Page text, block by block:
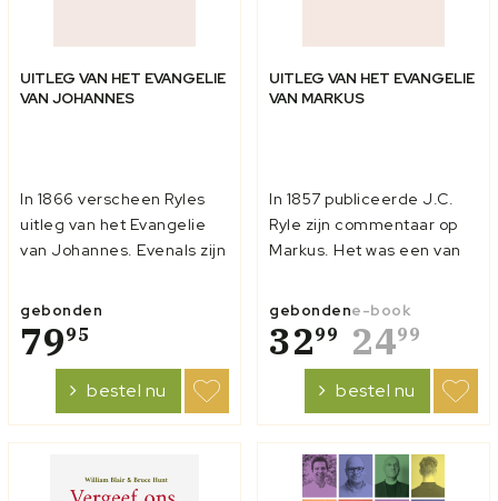
UITLEG VAN HET EVANGELIE
VAN JOHANNES
In 1866 verscheen Ryles
uitleg van het Evangelie
van Johannes. Evenals zijn
een omvangrijk werk. Ryle
voegde aan zijn
‘uitleggende gedachten’
‘verklarende noten’ toe.
Deze dienden 1. om licht
gebonden
7995
bestel nu
UITLEG VAN HET EVANGELIE
VAN MARKUS
In 1857 publiceerde J.C.
Ryle zijn commentaar op
Markus. Het was een van
was toen predikant te
Helmingham. Later zou hij,
mede dankzij zijn heldere
en Bijbelse geschriften,
aangesteld worden tot
anglicaans aartsbisschop
gebonden
3299
e-book
2499
bestel nu